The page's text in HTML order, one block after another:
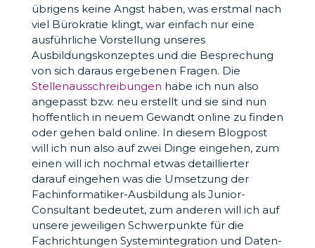
übrigens keine Angst haben, was erstmal nach
viel Bürokratie klingt, war einfach nur eine
ausführliche Vorstellung unseres
Ausbildungskonzeptes und die Besprechung
von sich daraus ergebenen Fragen. Die
Stellenausschreibungen habe ich nun also
angepasst bzw. neu erstellt und sie sind nun
hoffentlich in neuem Gewandt online zu finden
oder gehen bald online. In diesem Blogpost
will ich nun also auf zwei Dinge eingehen, zum
einen will ich nochmal etwas detaillierter
darauf eingehen was die Umsetzung der
Fachinformatiker-Ausbildung als Junior-
Consultant bedeutet, zum anderen will ich auf
unsere jeweiligen Schwerpunkte für die
Fachrichtungen Systemintegration und Daten-